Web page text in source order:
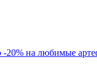
-20% на любимые